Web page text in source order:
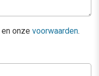
en onze voorwaarden.